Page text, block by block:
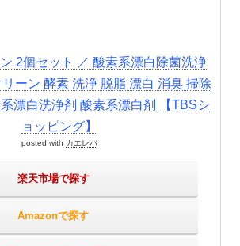
2個セット ／ 酸素系漂白除菌洗浄
ーン 酵素 洗浄 脱脂 漂白 消臭 掃除
漂白洗浄剤 酸素系漂白剤 【TBSシ
ョッピング】
posted with カエレバ
楽天市場で探す
Amazonで探す